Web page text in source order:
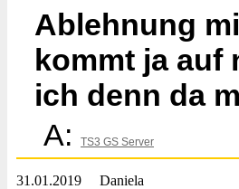
Ablehnung
kommt ja auf
ich denn da
A:
TS3 GS Server
31.01.2019 Daniela